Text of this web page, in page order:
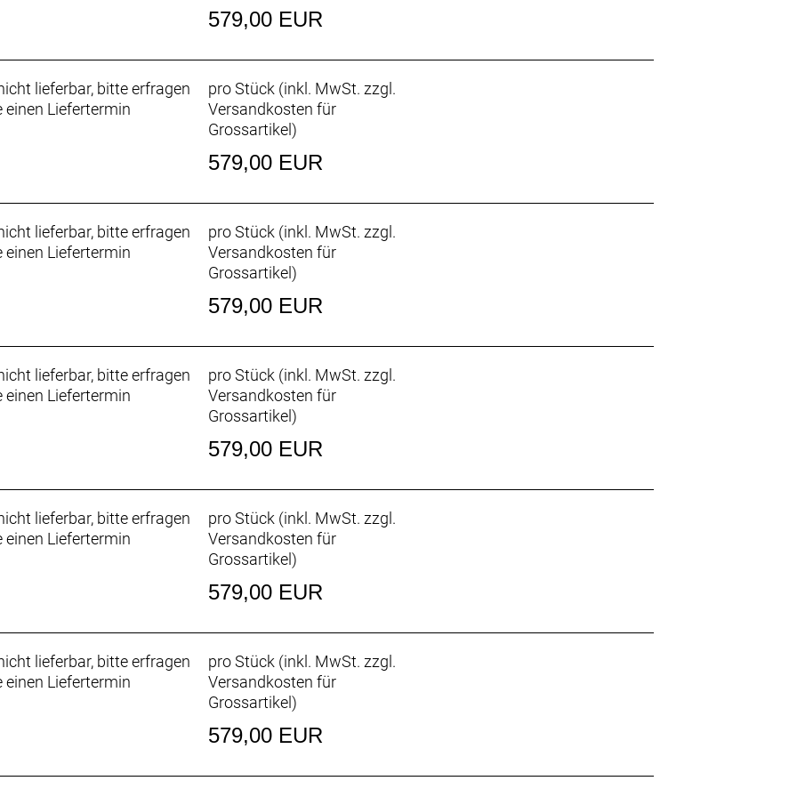
auf eine herausragende Langlebigkeit und eine sowohl geschmeidige als auch definierte
natürlich für ein großartiges Tretgefühl. Exklusiv nur an Shimano CUES-Antrieben
Achse
Scheibenbremse // Hydraulische Scheibenbremse Tektro HD-M275 // Power BH-
180 mm
Scheibenbremse // Hydraulische Scheibenbremse Tektro HD-M275 // Power BH-
180 mm Scheibendurchmesser // Power BH-M286TF, hydraulische Scheibenbremse,
180 mm
30 TPI, 29 x 2.40
verstellbare Federvorspannung, 46 mm Vorbiegung für 29"-Laufrad, 100 mm-
579,00 EUR
lieferbar, bitte erfragen
einen Liefertermin
pro Stück (inkl. MwSt. zzgl.
Versandkosten für
Grossartikel)
579,00 EUR
lieferbar, bitte erfragen
einen Liefertermin
pro Stück (inkl. MwSt. zzgl.
Versandkosten für
Grossartikel)
579,00 EUR
lieferbar, bitte erfragen
einen Liefertermin
pro Stück (inkl. MwSt. zzgl.
Versandkosten für
Grossartikel)
579,00 EUR
lieferbar, bitte erfragen
einen Liefertermin
pro Stück (inkl. MwSt. zzgl.
Versandkosten für
Grossartikel)
579,00 EUR
lieferbar, bitte erfragen
einen Liefertermin
pro Stück (inkl. MwSt. zzgl.
Versandkosten für
Grossartikel)
579,00 EUR